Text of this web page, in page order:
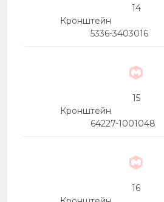
14
Кронштейн
5336-3403016
15
Кронштейн
64227-1001048
16